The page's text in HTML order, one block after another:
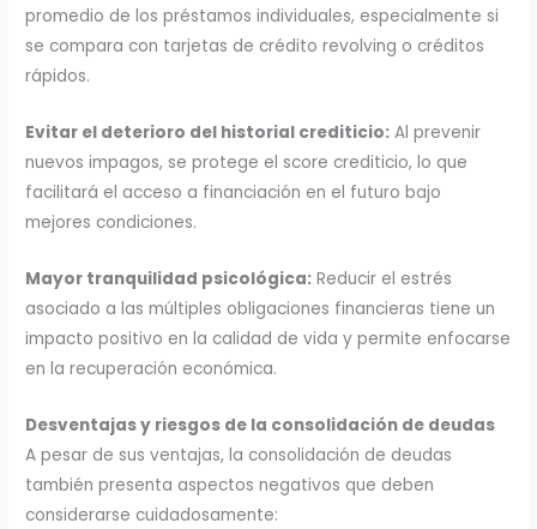
promedio de los préstamos individuales, especialmente si
se compara con tarjetas de crédito revolving o créditos
rápidos.
Evitar el deterioro del historial crediticio: Al prevenir
nuevos impagos, se protege el score crediticio, lo que
facilitará el acceso a financiación en el futuro bajo
mejores condiciones.
Mayor tranquilidad psicológica: Reducir el estrés
asociado a las múltiples obligaciones financieras tiene un
impacto positivo en la calidad de vida y permite enfocarse
en la recuperación económica.
Desventajas y riesgos de la consolidación de deudas
A pesar de sus ventajas, la consolidación de deudas
también presenta aspectos negativos que deben
considerarse cuidadosamente: